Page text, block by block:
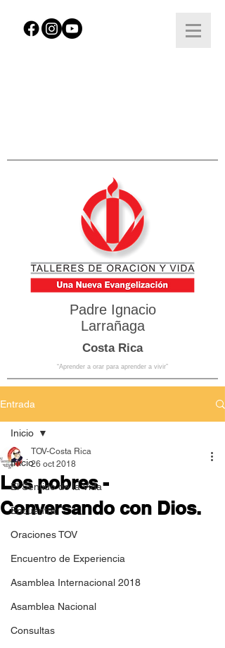
Padre Ignacio
Larrañaga
Costa Rica
“Aprender a orar para aprender a vivir”
Entrada
Inicio
El Sentido de la Vida
Encuentro
Oraciones TOV
Encuentro de Experiencia
Asamblea Internacional 2018
Asamblea Nacional
Consultas
Inicio
Los pobres -
Conversando con Dios.
TOV-Costa Rica
26 oct 2018